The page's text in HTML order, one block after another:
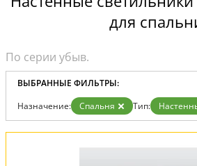
для
ВЫБРАННЫЕ ФИЛЬТРЫ:
Назначение: Спальня Тип:
Вид:
Светильники